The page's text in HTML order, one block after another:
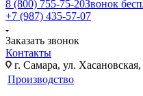
8 (800) 755-75-20Звонок
+7 (987) 435-57-07
Заказать звонок
Контакты
г. Самара, ул.
Производство